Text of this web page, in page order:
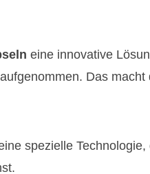
eine innovative
Das
spezielle